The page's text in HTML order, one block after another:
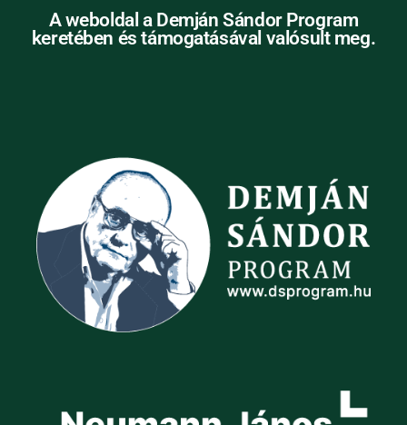
A weboldal a Demján Sándor Program
keretében és támogatásával valósult meg.